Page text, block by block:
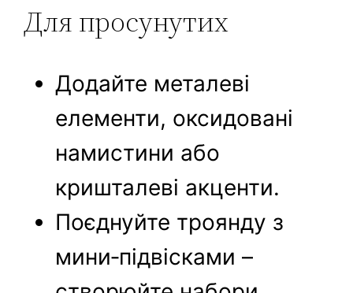
Для просунутих
Додайте металеві
елементи, оксидовані
намистини або
кришталеві акценти.
Поєднуйте троянду з
мини‑підвісками –